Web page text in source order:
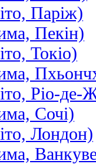
Паріж)
Пекін)
Токіо)
Ріо-де-
Сочі)
Лондон)